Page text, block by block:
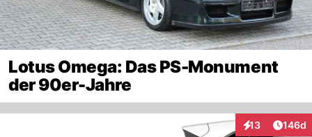
Lotus Omega: Das PS-Monument
der 90er-Jahre
13
Interaktionen
146d